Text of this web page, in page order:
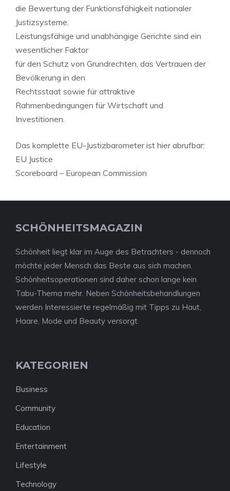
die Bewertung der Funktionsfähigkeit nationaler
Justizsysteme.
Leistungsfähige und unabhängige Gerichte sind ein
wesentlicher Faktor
für den Schutz von Grundrechten, das Vertrauen der
Bevölkerung in den
Rechtsstaat sowie für attraktive
Rahmenbedingungen für Wirtschaft und
Investitionen.
Das komplette EU-Justizbarometer ist hier abrufbar:
EU Justice
Scoreboard – European Commission
SCHÖNHEITSMAGAZIN
Schönheit liegt klar im Auge des Betrachters - dennoch
möchte jeder Mensch das Beste aus sich machen.
Schönheitsoperationen sind daher schon lange kein
Tabu-Thema mehr. Neben Schönheitsbehandlungen
werden Interessierte regelmäßig mit Tipps zu Haut,
Haare, Mode und Beauty versorgt.
KATEGORIEN
Business
Community
Education
Entertainment
Lifestyle
Technology